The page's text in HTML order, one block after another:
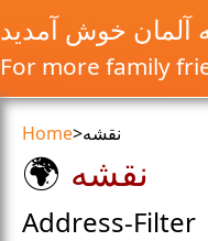
آلمان خوش آمدید
For more family
Home>نقشه
🌍 نقشه
Address-Filter